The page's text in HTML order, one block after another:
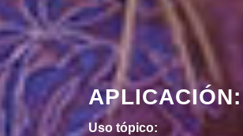
APLICACIÓN:
Uso tópico: